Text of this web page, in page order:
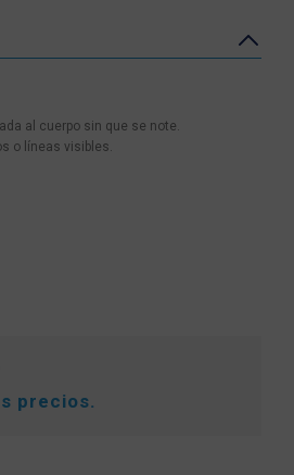
al cuerpo sin que se note.
o líneas visibles.
precios.